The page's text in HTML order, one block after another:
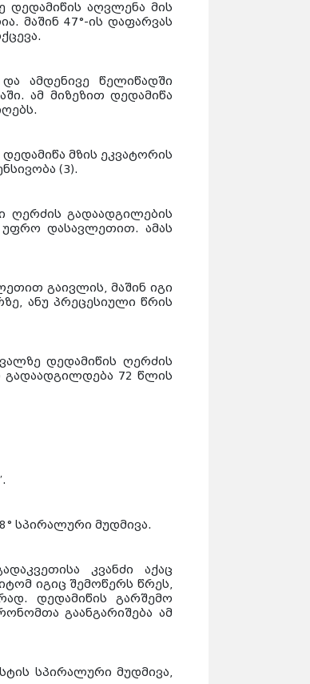
დედამიწის აღვლენა მის
მაშინ 47°-ის დაფარვას
ამდენივე წელიწადში
ამ მიზეზით დედამიწა
მზის ეკვატორის
(3).
ღერძის გადაადგილების
უფრო დასავლეთით. ამას
გაივლის, მაშინ იგი
ანუ პრეცესიული წრის
დედამიწის ღერძის
გადაადგილდება 72 წლის
სპირალური მუდმივა.
კვანძი აქაც
იგიც შემოწერს წრეს,
დედამიწის გარშემო
გაანგარიშება ამ
სპირალური მუდმივა,